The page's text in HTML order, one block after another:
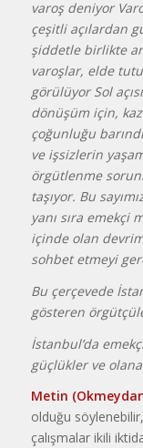
varoş deniyor
çeşitli açılardan
şiddetle birlikte
varoşlar, elde
görülüyor Sol
dönüşüm için,
çoğunluğu
ve işsizlerin
örgütlenme
taşıyor. Bu
yanı sıra
içinde olan
sohbet etmeyi
Bu çerçevede
gösteren
İstanbul’da
güçlükler ve
Metin
olduğu
çalışmalar ikili